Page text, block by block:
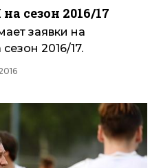
сезон 2016/17
заявки на
2016/17.